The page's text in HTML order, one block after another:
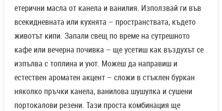
етерични масла от канела и ванилия. Използвай ги във
всекидневната или кухнята – пространствата, където
животът кипи. Запали свещ по време на сутрешното
кафе или вечерна почивка – ще усетиш как въздухът се
изпълва с топлина и уют. Можеш да направиш и
естествен ароматен акцент – сложи в стъклен буркан
няколко пръчки канела, ванилова шушулка и сушени
портокалови резени. Тази проста комбинация ще